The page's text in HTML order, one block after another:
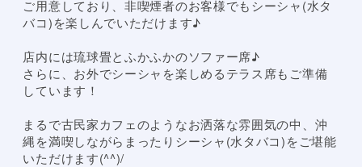
ご用意しており、非喫煙者のお客様でもシーシャ(水タ
バコ)を楽しんでいただけます♪
店内には琉球畳とふかふかのソファー席♪
さらに、お外でシーシャを楽しめるテラス席もご準備
しています！
まるで古民家カフェのようなお洒落な雰囲気の中、沖
縄を満喫しながらまったりシーシャ(水タバコ)をご堪能
いただけます(^^)/